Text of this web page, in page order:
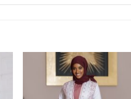
Ajouter